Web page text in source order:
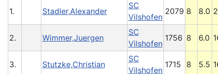
1. Stadler,Alexander
SC
Vilshofen
2079 8 8.0
2. Wimmer,Juergen
SC
Vilshofen
1756 8 6.0
3. Stutzke,Christian
SC
Vilshofen
1715 8 5.5